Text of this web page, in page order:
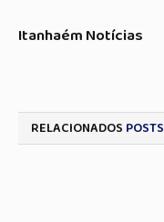
Itanhaém Notícias
RELACIONADOS POSTS